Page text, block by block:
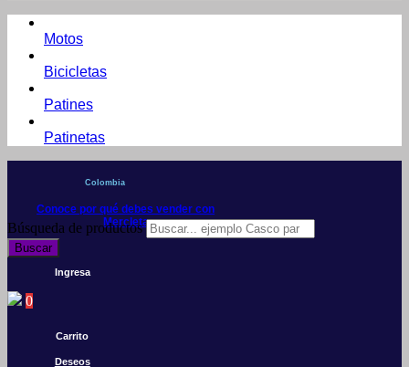
Motos
Bicicletas
Patines
Patinetas
Colombia
Conoce por qué debes vender con
Mercleta
Búsqueda de productos
Buscar
Ingresa
0
Carrito
Deseos